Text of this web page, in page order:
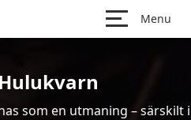
Menu
som en utmaning – särskilt i